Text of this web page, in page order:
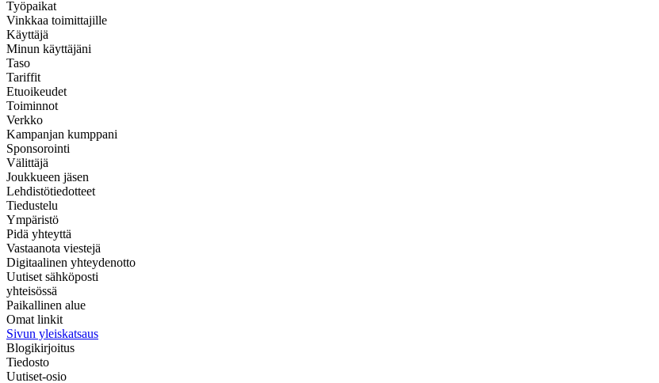
Työpaikat
Vinkkaa toimittajille
Käyttäjä
Minun käyttäjäni
Taso
Tariffit
Etuoikeudet
Toiminnot
Verkko
Kampanjan kumppani
Sponsorointi
Välittäjä
Joukkueen jäsen
Lehdistötiedotteet
Tiedustelu
Ympäristö
Pidä yhteyttä
Vastaanota viestejä
Digitaalinen yhteydenotto
Uutiset sähköposti
yhteisössä
Paikallinen alue
Omat linkit
Sivun yleiskatsaus
Blogikirjoitus
Tiedosto
Uutiset-osio